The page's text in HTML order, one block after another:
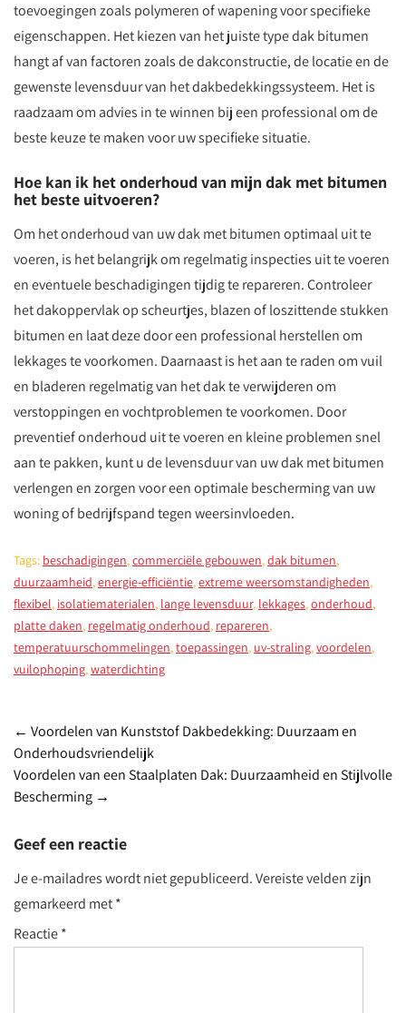
toevoegingen zoals polymeren of wapening voor specifieke
eigenschappen. Het kiezen van het juiste type dak bitumen
hangt af van factoren zoals de dakconstructie, de locatie en de
gewenste levensduur van het dakbedekkingssysteem. Het is
raadzaam om advies in te winnen bij een professional om de
beste keuze te maken voor uw specifieke situatie.
Hoe kan ik het onderhoud van mijn dak met bitumen
het beste uitvoeren?
Om het onderhoud van uw dak met bitumen optimaal uit te
voeren, is het belangrijk om regelmatig inspecties uit te voeren
en eventuele beschadigingen tijdig te repareren. Controleer
het dakoppervlak op scheurtjes, blazen of loszittende stukken
bitumen en laat deze door een professional herstellen om
lekkages te voorkomen. Daarnaast is het aan te raden om vuil
en bladeren regelmatig van het dak te verwijderen om
verstoppingen en vochtproblemen te voorkomen. Door
preventief onderhoud uit te voeren en kleine problemen snel
aan te pakken, kunt u de levensduur van uw dak met bitumen
verlengen en zorgen voor een optimale bescherming van uw
woning of bedrijfspand tegen weersinvloeden.
Tags: beschadigingen,commerciële gebouwen,dak bitumen,
duurzaamheid,energie-efficiëntie,extreme weersomstandigheden,
flexibel, isolatiematerialen, lange levensduur, lekkages,onderhoud,
platte daken, regelmatig onderhoud, repareren,
temperatuurschommelingen,toepassingen, uv-straling,voordelen,
vuilophoping,waterdichting
Post
navigation
← Voordelen van Kunststof Dakbedekking: Duurzaam en
Onderhoudsvriendelijk
Voordelen van een Staalplaten Dak: Duurzaamheid en Stijlvolle
Bescherming →
Geef een reactie
Je e-mailadres wordt niet gepubliceerd.Vereiste velden zijn
gemarkeerd met*
Reactie*